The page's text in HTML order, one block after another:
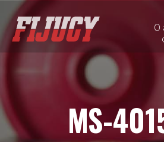
0
MS-